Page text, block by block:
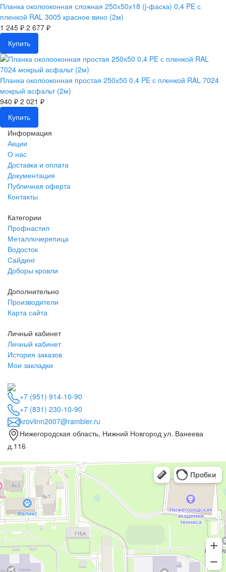
Планка околооконная сложная 250х50х18 (j-фаска) 0,4 PE с
пленкой RAL 3005 красное вино (2м)
1 245 ₽ 2 677 ₽
Купить
Планка околооконная простая 250х50 0,4 PE с пленкой RAL 7024
мокрый асфальт (2м)
940 ₽ 2 021 ₽
Купить
Информация
Акции
О нас
Доставка и оплата
Документация
Публичная оферта
Контакты
Категории
Профнастил
Металлочерепица
Водосток
Сайдинг
Доборы кровли
Дополнительно
Производители
Карта сайта
Личный кабинет
Личный кабинет
История заказов
Мои закладки
+7 (951) 914-10-90
+7 (831) 230-10-90
krovlinn2007@rambler.ru
Нижегородская область, Нижний Новгород ул. Ванеева
д.116